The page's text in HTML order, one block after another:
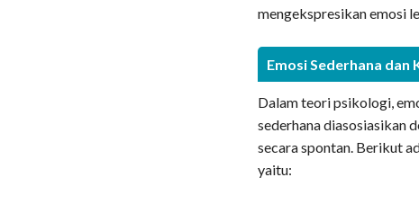
mengekspresikan emosi
Emosi Sederhana dan
Dalam teori psikologi,
sederhana diasosiasikan
secara spontan. Berikut
yaitu: